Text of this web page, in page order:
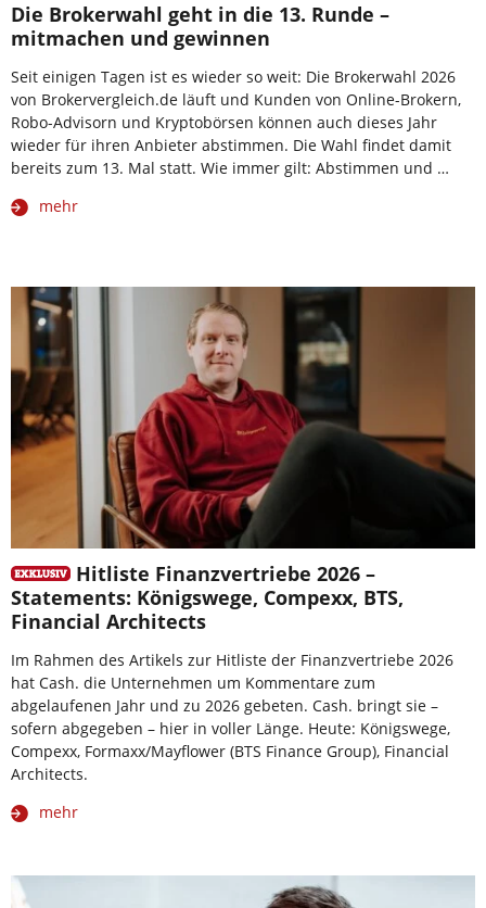
Die Brokerwahl geht in die 13. Runde –
mitmachen und gewinnen
Seit einigen Tagen ist es wieder so weit: Die Brokerwahl 2026
von Brokervergleich.de läuft und Kunden von Online-Brokern,
Robo-Advisorn und Kryptobörsen können auch dieses Jahr
wieder für ihren Anbieter abstimmen. Die Wahl findet damit
bereits zum 13. Mal statt. Wie immer gilt: Abstimmen und …
mehr
Hitliste Finanzvertriebe 2026 –
Statements: Königswege, Compexx, BTS,
Financial Architects
Im Rahmen des Artikels zur Hitliste der Finanzvertriebe 2026
hat Cash. die Unternehmen um Kommentare zum
abgelaufenen Jahr und zu 2026 gebeten. Cash. bringt sie –
sofern abgegeben – hier in voller Länge. Heute: Königswege,
Compexx, Formaxx/Mayflower (BTS Finance Group), Financial
Architects.
mehr